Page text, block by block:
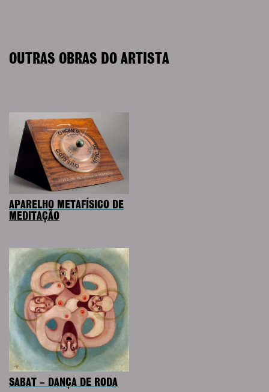
OUTRAS OBRAS DO ARTISTA
APARELHO METAFÍSICO DE
MEDITAÇÃO
SABAT – DANÇA DE RODA